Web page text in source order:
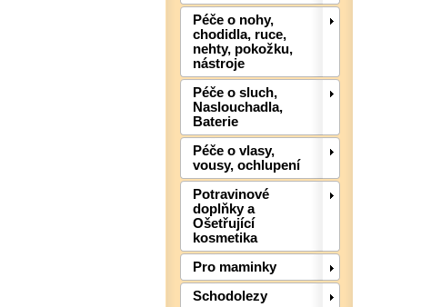
Péče o nohy,
chodidla, ruce,
nehty, pokožku,
nástroje
Péče o sluch,
Naslouchadla,
Baterie
Péče o vlasy,
vousy, ochlupení
Potravinové
doplňky a
Ošetřující
kosmetika
Pro maminky
Schodolezy